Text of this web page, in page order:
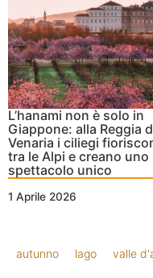
L’hanami non è solo in
Giappone: alla Reggia
Venaria i ciliegi
tra le Alpi e creano uno
spettacolo unico
1 Aprile 2026
autunno lago valle